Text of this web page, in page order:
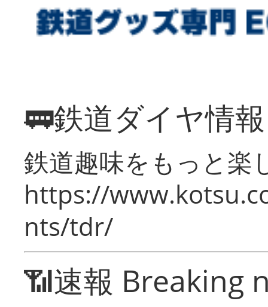
🚃鉄道ダイヤ情
鉄道趣味をもっと楽
https://
nts/tdr/
📶速報 Breaking